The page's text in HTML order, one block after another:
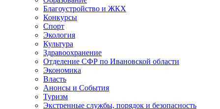
Благоустройство и ЖКХ
Конкурсы
Спорт
Экология
Культура
Здравоохранение
Отделение СФР по Ивановской области
Экономика
Власть
Анонсы и События
Туризм
Экстренные службы, порядок и безопасность